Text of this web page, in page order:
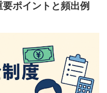
ポイントと頻出例